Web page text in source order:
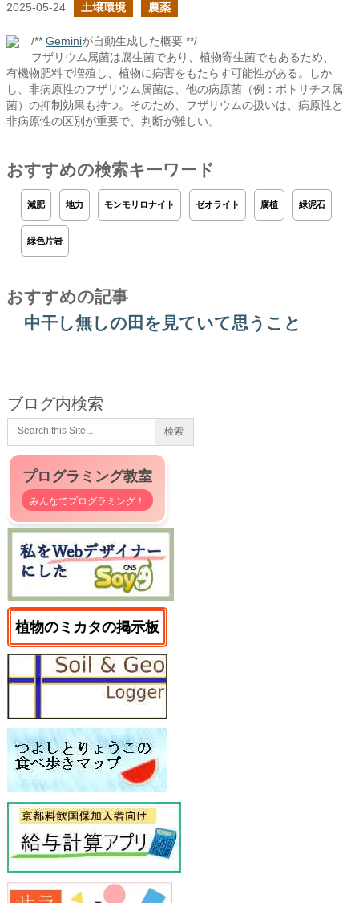
2025-05-24 土壌環境 農薬
/** Geminiが自動生成した概要 **/
フザリウム属菌は腐生菌であり、植物寄生菌でもあるため、
有機物肥料で増殖し、植物に病害をもたらす可能性がある。しか
し、非病原性のフザリウム属菌は、他の病原菌（例：ボトリチス属
菌）の抑制効果も持つ。そのため、フザリウムの扱いは、病原性と
非病原性の区別が重要で、判断が難しい。
おすすめの検索キーワード
減肥 地力 モンモリロナイト ゼオライト 腐植 緑泥石
緑色片岩
おすすめの記事
中干し無しの田を見ていて思うこと
ブログ内検索
プログラミング教室
みんなでプログラミング！
植物のミカタの掲示板